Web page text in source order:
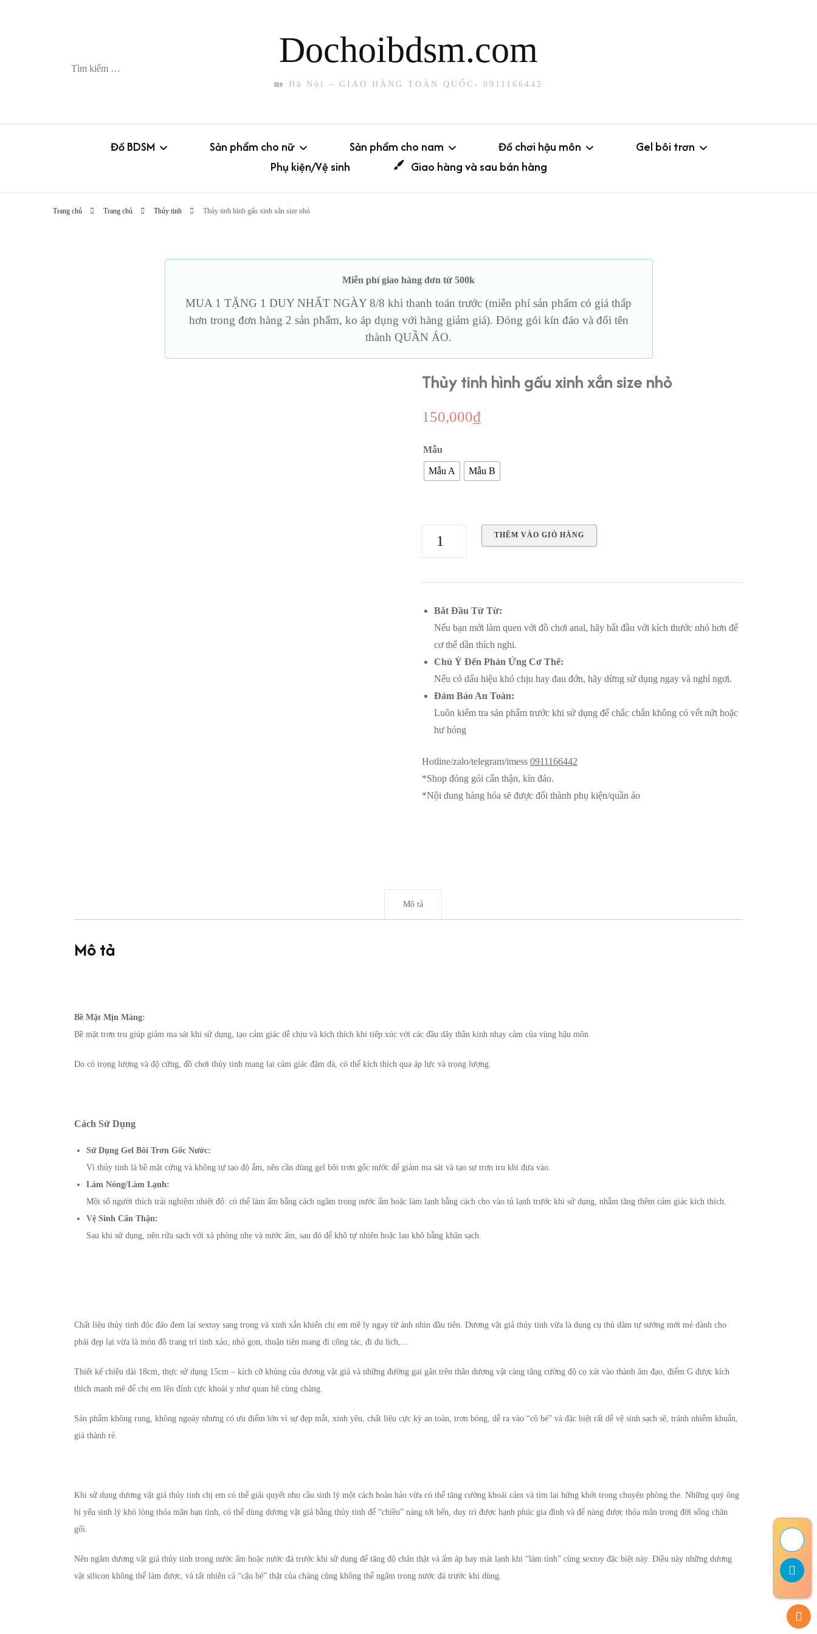
Tìm
Dochoibdsm.com
🏡 Hà Nội – GIAO HÀNG TOÀN QUỐC- 0911166442
Đồ BDSM
Roi – pad – lăn kim
Nến & đồ bdsm khác
Sản phẩm cho nữ
Dương vật giả
Trang phục
Sản phẩm cho nam
Khóa dương vật
Sản phẩm khác
Đồ chơi hậu môn
Máy rung hậu môn
Gel bôi trơn
Gel tăng khoái cảm
Phụ kiện/Vệ sinh Giao hàng và sau bán hàng
Trang chủ Trang chủ Thủy tinh Thủy tinh hình gấu xinh xắn size nhỏ
Miễn phí giao hàng đơn từ 500k
MUA 1 TẶNG 1 DUY NHẤT NGÀY 8/8 khi thanh toán trước (miễn phí sản phẩm có giá thấp
hơn trong đơn hàng 2 sản phẩm, ko áp dụng với hàng giảm giá). Đóng gói kín đáo và đổi tên
thành QUẦN ÁO.
Thủy tinh hình gấu xinh xắn size nhỏ
150,000₫
Mẫu
Mẫu A Mẫu B
gấu
xắn
size
nhỏ
lượng
THÊM VÀO GIỎ HÀNG
Bắt Đầu Từ Từ:
Nếu bạn mới làm quen với đồ chơi anal, hãy bắt đầu với kích thước nhỏ hơn để
cơ thể dần thích nghi.
Chú Ý Đến Phản Ứng Cơ Thể:
Nếu có dấu hiệu khó chịu hay đau đớn, hãy dừng sử dụng ngay và nghỉ ngơi.
Đảm Bảo An Toàn:
Luôn kiểm tra sản phẩm trước khi sử dụng để chắc chắn không có vết nứt hoặc
hư hỏng
Hotline/zalo/telegram/imess 0911166442
*Shop đóng gói cẩn thận, kín đáo.
*Nội dung hàng hóa sẽ được đổi thành phụ kiện/quần áo
Mô tả
Mô tả
Bề Mặt Mịn Màng:
Bề mặt trơn tru giúp giảm ma sát khi sử dụng, tạo cảm giác dễ chịu và kích thích khi tiếp xúc với các đầu dây thần kinh nhạy cảm của vùng hậu môn.
Do có trọng lượng và độ cứng, đồ chơi thủy tinh mang lại cảm giác đậm đà, có thể kích thích qua áp lực và trọng lượng.
Cách Sử Dụng
Sử Dụng Gel Bôi Trơn Gốc Nước:
Vì thủy tinh là bề mặt cứng và không tự tạo độ ẩm, nên cần dùng gel bôi trơn gốc nước để giảm ma sát và tạo sự trơn tru khi đưa vào.
Làm Nóng/Làm Lạnh:
Một số người thích trải nghiệm nhiệt độ: có thể làm ấm bằng cách ngâm trong nước ấm hoặc làm lạnh bằng cách cho vào tủ lạnh trước khi sử dụng, nhằm tăng thêm cảm giác kích thích.
Vệ Sinh Cẩn Thận:
Sau khi sử dụng, nên rửa sạch với xà phòng nhẹ và nước ấm, sau đó để khô tự nhiên hoặc lau khô bằng khăn sạch.
Chất liệu thủy tinh độc đáo đem lại sextoy sang trọng và xinh xắn khiến chị em mê ly ngay từ ánh nhìn đầu tiên. Dương vật giả thủy tinh vừa là dụng cụ thủ dâm tự sướng mới mẻ dành cho
phái đẹp lại vừa là món đồ trang trí tinh xảo, nhỏ gọn, thuận tiện mang đi công tác, đi du lịch,…
Thiết kế chiều dài 18cm, thực sử dụng 15cm – kích cỡ khủng của dương vật giả và những đường gai gân trên thân dương vật càng tăng cường độ cọ xát vào thành âm đạo, điểm G được kích
thích mạnh mẽ để chị em lên đỉnh cực khoái y như quan hệ cùng chàng.
Sản phẩm không rung, không ngoáy nhưng có ưu điểm lớn vì sự đẹp mắt, xinh yêu, chất liệu cực kỳ an toàn, trơn bóng, dễ ra vào “cô bé” và đặc biệt rất dễ vệ sinh sạch sẽ, tránh nhiễm khuẩn,
giá thành rẻ.
Khi sử dụng dương vật giả thủy tinh chị em có thể giải quyết nhu cầu sinh lý một cách hoàn hảo vừa có thể tăng cường khoái cảm và tìm lại hứng khởi trong chuyện phòng the. Những quý ông
bị yếu sinh lý khó lòng thỏa mãn bạn tình, có thể dùng dương vật giả bằng thủy tinh để “chiều” nàng tới bến, duy trì được hạnh phúc gia đình và để nàng được thỏa mãn trong đời sống chăn
gối.
Nên ngâm dương vật giả thủy tinh trong nước ấm hoặc nước đá trước khi sử dụng để tăng độ chân thật và ấm áp hay mát lạnh khi “làm tình” cùng sextoy đặc biệt này. Điều này những dương
vật silicon không thể làm được, và tất nhiên cả “cậu bé” thật của chàng cũng không thể ngâm trong nước đá trước khi dùng.